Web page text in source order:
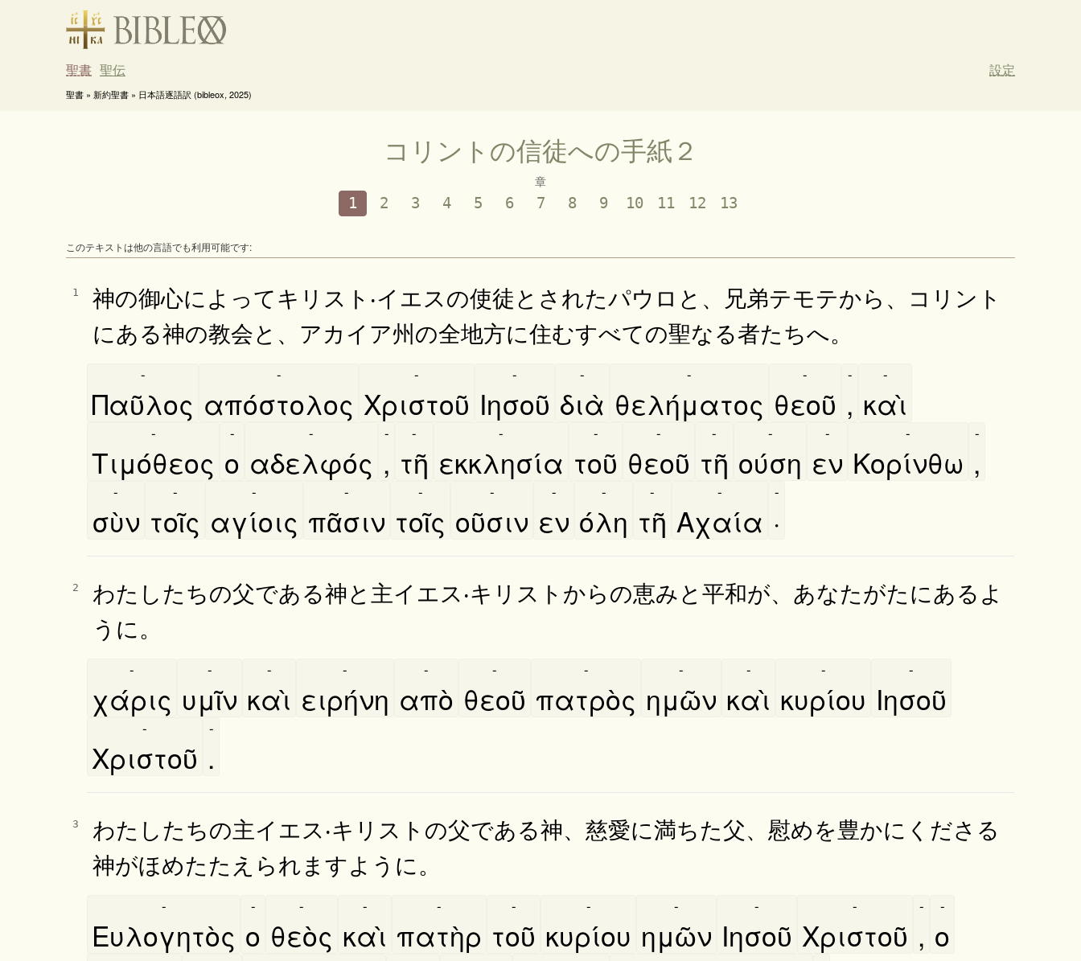
聖書 聖伝 設定
聖書 » 新約聖書 » 日本語逐語訳 (bibleox, 2025)
コリントの信徒への手紙２
章
1 2 3 4 5 6 7 8 9 10 11 12 13
このテキストは他の言語でも利用可能です:
1
神の御心によってキリスト‧イエスの使徒とされたパウロと、兄弟テモテから、コリント
にある神の教会と、アカイア州の全地方に住むすべての聖なる者たちへ。
Παῦλος
-
απόστολος
-
Χριστοῦ
-
Ιησοῦ
-
διὰ
-
θελήματος
-
θεοῦ
-
,
-
καὶ
-
Τιμόθεος
-
ο
-
αδελφός
-
,
-
τῆ
-
εκκλησία
-
τοῦ
-
θεοῦ
-
τῆ
-
ούση
-
εν
-
Κορίνθω
-
,
-
σὺν
-
τοῖς
-
αγίοις
-
πᾶσιν
-
τοῖς
-
οῦσιν
-
εν
-
όλη
-
τῆ
-
Αχαία
-
·
-
2
わたしたちの父である神と主イエス‧キリストからの恵みと平和が、あなたがたにあるよ
うに。
χάρις
-
υμῖν
-
καὶ
-
ειρήνη
-
απὸ
-
θεοῦ
-
πατρὸς
-
ημῶν
-
καὶ
-
κυρίου
-
Ιησοῦ
-
Χριστοῦ
-
.
-
3
わたしたちの主イエス‧キリストの父である神、慈愛に満ちた父、慰めを豊かにくださる
神がほめたたえられますように。
Ευλογητὸς
-
ο
-
θεὸς
-
καὶ
-
πατὴρ
-
τοῦ
-
κυρίου
-
ημῶν
-
Ιησοῦ
-
Χριστοῦ
-
,
-
ο
-